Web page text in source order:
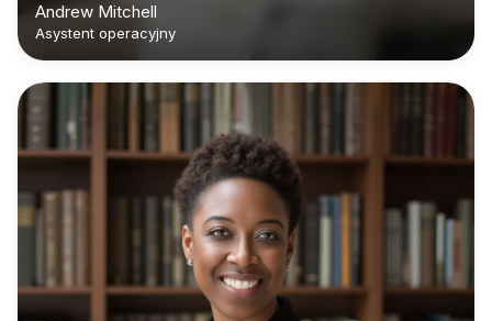
Andrew Mitchell
Asystent operacyjny